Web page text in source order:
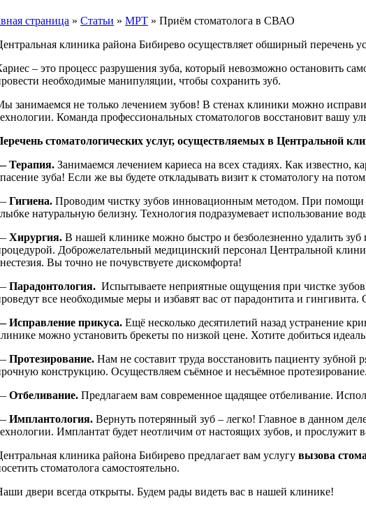
страница » Статьи » МРТ » Приём стоматолога в СВАО
клиника района Бибирево осуществляет обширный перечень
– это процесс разрушения зуба, который невозможно остановить
необходимые манипуляции, чтобы сохранить зуб.
занимаемся не только лечением зубов! В стенах клиники можно
Команда профессиональных стоматологов восстановит вашу
стоматологических услуг, осуществляемых в Центральной
Терапия. Занимаемся лечением кариеса на всех стадиях. Как известно,
зуба! Если же вы будете откладывать визит к стоматологу на
Гигиена. Проводим чистку зубов инновационным методом. При помощи
натуральную белизну. Технология подразумевает использование
Хирургия. В нашей клинике можно быстро и безболезненно удалить
Доброжелательный медицинский персонал Центральной
Вы точно не почувствуете дискомфорта!
Парадонтология. Испытываете неприятные ощущения при чистке
все необходимые меры и избавят вас от парадонтита и
Исправление прикуса. Ещё несколько десятилетий назад устранение
можно установить брекеты по низкой цене. Хотите добиться
Протезирование. Нам не составит труда восстановить пациенту
конструкцию. Осуществляем съёмное и несъёмное протезирование.
Отбеливание. Предлагаем вам современное щадящее отбеливание.
Имплантология. Вернуть потерянный зуб – легко! Главное в данном
Имплантат будет неотличим от настоящих зубов, и прослужит
клиника района Бибирево предлагает вам услугу вызова
стоматолога самостоятельно.
двери всегда открыты. Будем рады видеть вас в нашей клинике!